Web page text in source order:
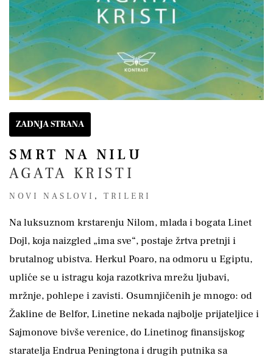
ZADNJA STRANA
SMRT NA NILU
AGATA KRISTI
NOVI NASLOVI , TRILERI
Na luksuznom krstarenju Nilom, mlada i bogata Linet
Dojl, koja naizgled „ima sve“, postaje žrtva pretnji i
brutalnog ubistva. Herkul Poaro, na odmoru u Egiptu,
upliće se u istragu koja razotkriva mrežu ljubavi,
mržnje, pohlepe i zavisti. Osumnjičenih je mnogo: od
Žakline de Belfor, Linetine nekada najbolje prijateljice i
Sajmonove bivše verenice, do Linetinog finansijskog
staratelja Endrua Peningtona i drugih putnika sa